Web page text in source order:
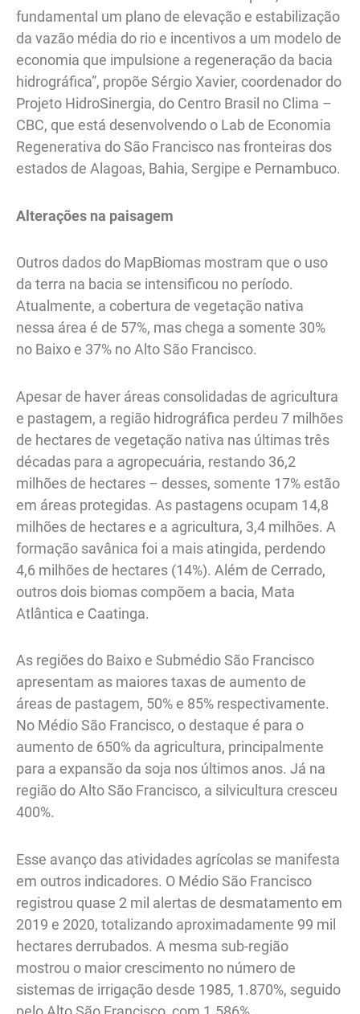
fundamental um plano de elevação e estabilização
da vazão média do rio e incentivos a um modelo de
economia que impulsione a regeneração da bacia
hidrográfica”, propõe Sérgio Xavier, coordenador do
Projeto HidroSinergia, do Centro Brasil no Clima –
CBC, que está desenvolvendo o Lab de Economia
Regenerativa do São Francisco nas fronteiras dos
estados de Alagoas, Bahia, Sergipe e Pernambuco.
Alterações na paisagem
Outros dados do MapBiomas mostram que o uso
da terra na bacia se intensificou no período.
Atualmente, a cobertura de vegetação nativa
nessa área é de 57%, mas chega a somente 30%
no Baixo e 37% no Alto São Francisco.
Apesar de haver áreas consolidadas de agricultura
e pastagem, a região hidrográfica perdeu 7 milhões
de hectares de vegetação nativa nas últimas três
décadas para a agropecuária, restando 36,2
milhões de hectares – desses, somente 17% estão
em áreas protegidas. As pastagens ocupam 14,8
milhões de hectares e a agricultura, 3,4 milhões. A
formação savânica foi a mais atingida, perdendo
4,6 milhões de hectares (14%). Além de Cerrado,
outros dois biomas compõem a bacia, Mata
Atlântica e Caatinga.
As regiões do Baixo e Submédio São Francisco
apresentam as maiores taxas de aumento de
áreas de pastagem, 50% e 85% respectivamente.
No Médio São Francisco, o destaque é para o
aumento de 650% da agricultura, principalmente
para a expansão da soja nos últimos anos. Já na
região do Alto São Francisco, a silvicultura cresceu
400%.
Esse avanço das atividades agrícolas se manifesta
em outros indicadores. O Médio São Francisco
registrou quase 2 mil alertas de desmatamento em
2019 e 2020, totalizando aproximadamente 99 mil
hectares derrubados. A mesma sub-região
mostrou o maior crescimento no número de
sistemas de irrigação desde 1985, 1.870%, seguido